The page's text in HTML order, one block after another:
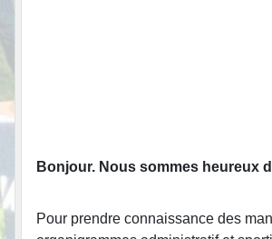
Bonjour. Nous sommes heureux
Pour prendre connaissance des